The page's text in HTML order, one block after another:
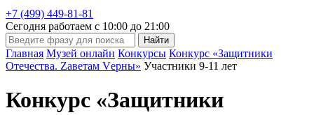
+7 (499) 449-81-81
Сегодня работаем с 10:00 до 21:00
Главная Музей онлайн Конкурсы Конкурс «Защитники
Отечества. Zаветам Vерны» Участники 9-11 лет
Конкурс «Защитники